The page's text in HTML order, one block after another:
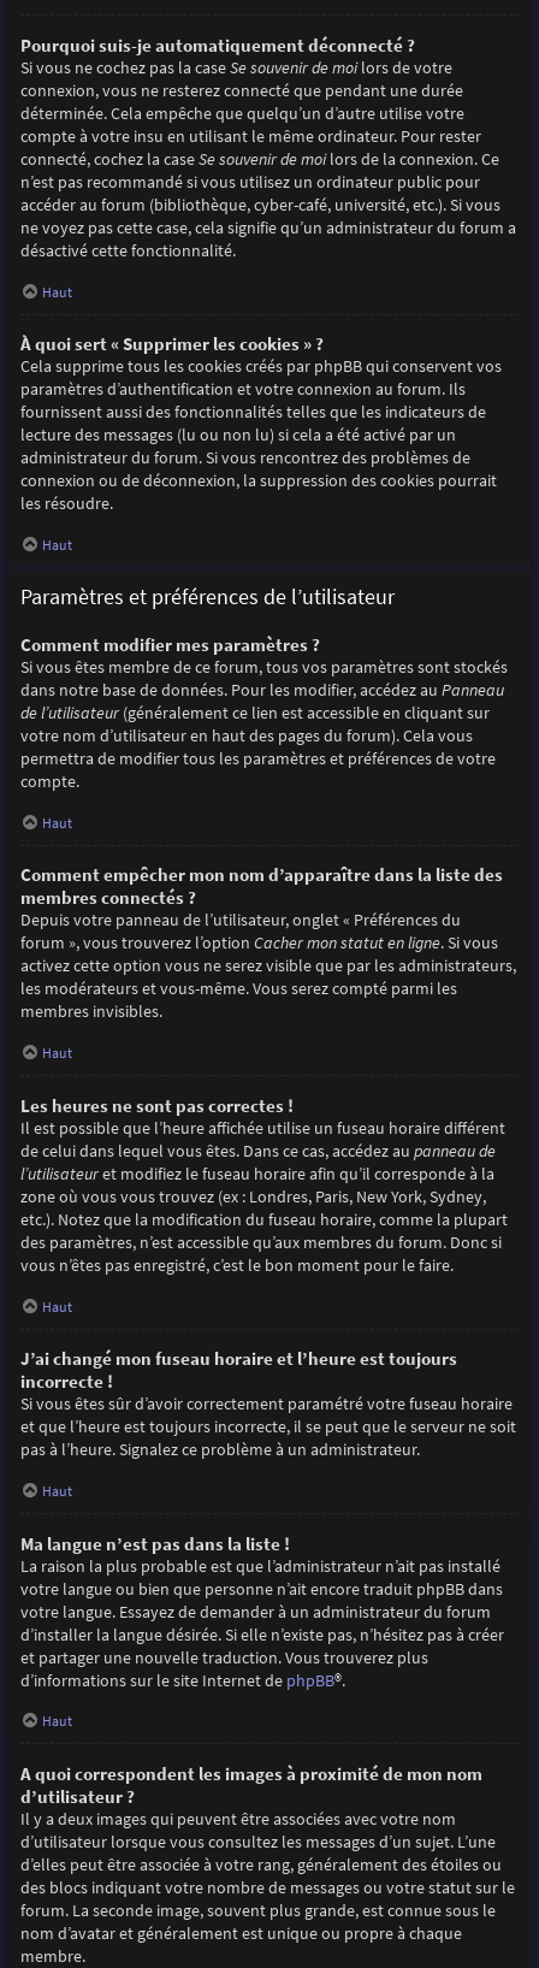
Pourquoi suis-je automatiquement déconnecté ?
Si vous ne cochez pas la caseSe souvenir de moilors de votre
connexion, vous ne resterez connecté que pendant une durée
déterminée. Cela empêche que quelqu’un d’autre utilise votre
compte à votre insu en utilisant le même ordinateur. Pour rester
connecté, cochez la caseSe souvenir de moilors de la connexion. Ce
n’est pas recommandé si vous utilisez un ordinateur public pour
accéder au forum (bibliothèque, cyber-café, université, etc.). Si vous
ne voyez pas cette case, cela signifie qu’un administrateur du forum a
désactivé cette fonctionnalité.
Haut
À quoi sert « Supprimer les cookies » ?
Cela supprime tous les cookies créés par phpBB qui conservent vos
paramètres d’authentification et votre connexion au forum. Ils
fournissent aussi des fonctionnalités telles que les indicateurs de
lecture des messages (lu ou non lu) si cela a été activé par un
administrateur du forum. Si vous rencontrez des problèmes de
connexion ou de déconnexion, la suppression des cookies pourrait
les résoudre.
Haut
Paramètres et préférences de l’utilisateur
Comment modifier mes paramètres ?
Si vous êtes membre de ce forum, tous vos paramètres sont stockés
dans notre base de données. Pour les modifier, accédez au Panneau
de l’utilisateur(généralement ce lien est accessible en cliquant sur
votre nom d’utilisateur en haut des pages du forum). Cela vous
permettra de modifier tous les paramètres et préférences de votre
compte.
Haut
Comment empêcher mon nom d’apparaître dans la liste des
membres connectés ?
Depuis votre panneau de l’utilisateur, onglet « Préférences du
forum », vous trouverez l’option Cacher mon statut en ligne. Si vous
activez cette option vous ne serez visible que par les administrateurs,
les modérateurs et vous-même. Vous serez compté parmi les
membres invisibles.
Haut
Les heures ne sont pas correctes !
Il est possible que l’heure affichée utilise un fuseau horaire différent
de celui dans lequel vous êtes. Dans ce cas, accédez au panneau de
l’utilisateuret modifiez le fuseau horaire afin qu’il corresponde à la
zone où vous vous trouvez (ex : Londres, Paris, New York, Sydney,
etc.). Notez que la modification du fuseau horaire, comme la plupart
des paramètres, n’est accessible qu’aux membres du forum. Donc si
vous n’êtes pas enregistré, c’est le bon moment pour le faire.
Haut
J’ai changé mon fuseau horaire et l’heure est toujours
incorrecte !
Si vous êtes sûr d’avoir correctement paramétré votre fuseau horaire
et que l’heure est toujours incorrecte, il se peut que le serveur ne soit
pas à l’heure. Signalez ce problème à un administrateur.
Haut
Ma langue n’est pas dans la liste !
La raison la plus probable est que l’administrateur n’ait pas installé
votre langue ou bien que personne n’ait encore traduit phpBB dans
votre langue. Essayez de demander à un administrateur du forum
d’installer la langue désirée. Si elle n’existe pas, n’hésitez pas à créer
et partager une nouvelle traduction. Vous trouverez plus
d’informations sur le site Internet de phpBB®.
Haut
A quoi correspondent les images à proximité de mon nom
d’utilisateur ?
Il y a deux images qui peuvent être associées avec votre nom
d’utilisateur lorsque vous consultez les messages d’un sujet. L’une
d’elles peut être associée à votre rang, généralement des étoiles ou
des blocs indiquant votre nombre de messages ou votre statut sur le
forum. La seconde image, souvent plus grande, est connue sous le
nom d’avatar et généralement est unique ou propre à chaque
membre.